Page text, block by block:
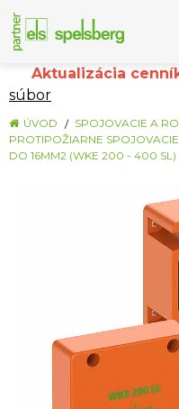
Aktualizácia
súbor
ÚVOD
SPOJOVACIE A
PROTIPOŽIARNE
DO 16MM2 (WKE 200 - 400 SL)